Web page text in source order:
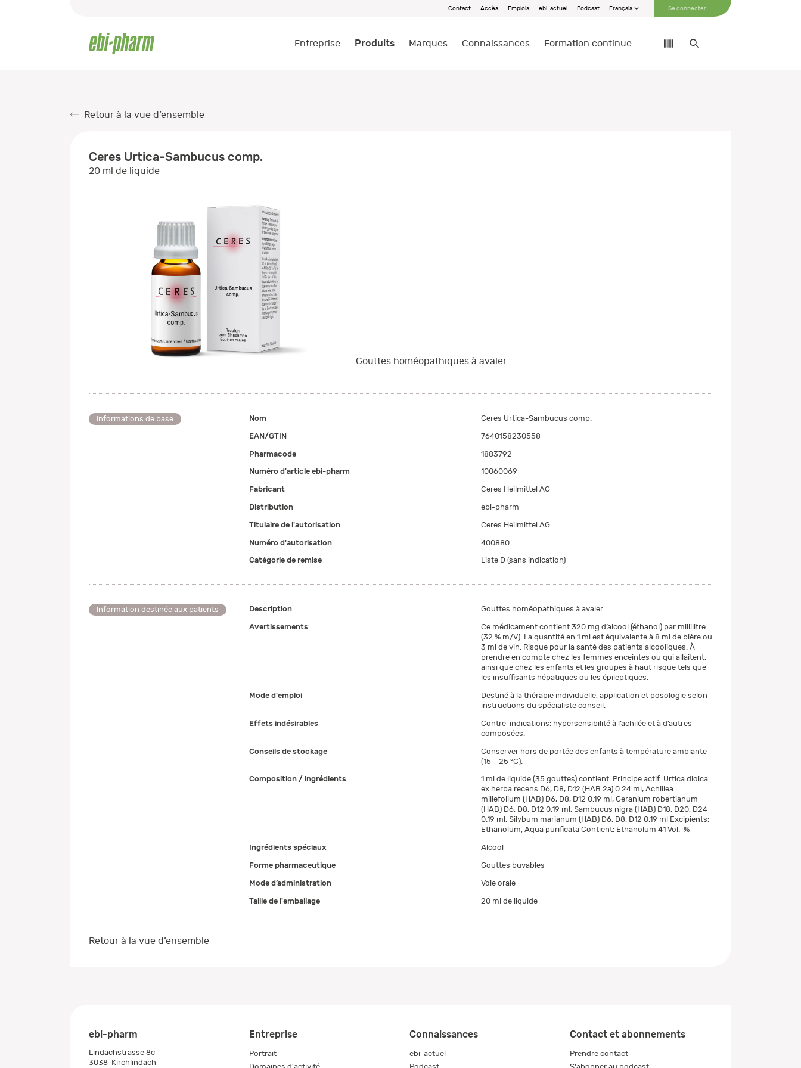
Contact Accès Emplois ebi-actuel Podcast Français Se connecter
Entreprise Produits Marques Connaissances Formation continue
Retour à la vue d’ensemble
Ceres Urtica-Sambucus comp.
20 ml de liquide
Gouttes homéopathiques à avaler.
Informations de base Nom
Ceres Urtica-Sambucus comp.
EAN/GTIN
7640158230558
Pharmacode
1883792
Numéro d'article ebi-pharm
10060069
Fabricant
Ceres Heilmittel AG
Distribution
ebi-pharm
Titulaire de l'autorisation
Ceres Heilmittel AG
Numéro d'autorisation
400880
Catégorie de remise
Liste D (sans indication)
Information destinée aux patients Description
Gouttes homéopathiques à avaler.
Avertissements
Ce médicament contient 320 mg d’alcool (éthanol) par millilitre
(32 % m/V). La quantité en 1 ml est équivalente à 8 ml de bière ou
3 ml de vin. Risque pour la santé des patients alcooliques. À
prendre en compte chez les femmes enceintes ou qui allaitent,
ainsi que chez les enfants et les groupes à haut risque tels que
les insuffisants hépatiques ou les épileptiques.
Mode d'emploi
Destiné à la thérapie individuelle, application et posologie selon
instructions du spécialiste conseil.
Effets indésirables
Contre-indications: hypersensibilité à l’achilée et à d’autres
composées.
Conseils de stockage
Conserver hors de portée des enfants à température ambiante
(15 – 25 °C).
Composition / ingrédients
1 ml de liquide (35 gouttes) contient: Principe actif: Urtica dioica
ex herba recens D6, D8, D12 (HAB 2a) 0.24 ml, Achillea
millefolium (HAB) D6, D8, D12 0.19 ml, Geranium robertianum
(HAB) D6, D8, D12 0.19 ml, Sambucus nigra (HAB) D18, D20, D24
0.19 ml, Silybum marianum (HAB) D6, D8, D12 0.19 ml Excipients:
Ethanolum, Aqua purificata Contient: Ethanolum 41 Vol.-%
Ingrédients spéciaux
Alcool
Forme pharmaceutique
Gouttes buvables
Mode d’administration
Voie orale
Taille de l'emballage
20 ml de liquide
Retour à la vue d’ensemble
ebi-pharm
Lindachstrasse 8c
3038 Kirchlindach
Entreprise
Portrait
Connaissances
ebi-actuel
Contact et abonnements
Prendre contact